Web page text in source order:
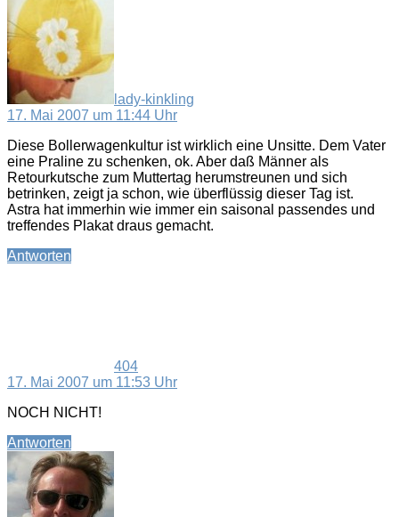
lady-kinkling
17. Mai 2007 um 11:44 Uhr
Diese Bollerwagenkultur ist wirklich eine Unsitte. Dem Vater
eine Praline zu schenken, ok. Aber daß Männer als
Retourkutsche zum Muttertag herumstreunen und sich
betrinken, zeigt ja schon, wie überflüssig dieser Tag ist.
Astra hat immerhin wie immer ein saisonal passendes und
treffendes Plakat draus gemacht.
Antworten
404
17. Mai 2007 um 11:53 Uhr
NOCH NICHT!
Antworten